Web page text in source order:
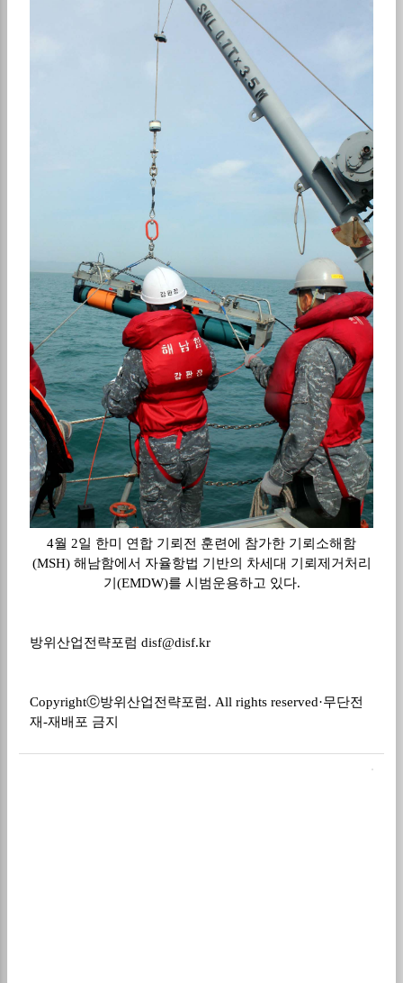
4월 2일 한미 연합 기뢰전 훈련에 참가한 기뢰소해함
(MSH) 해남함에서 자율항법 기반의 차세대 기뢰제거처리
기(EMDW)를 시범운용하고 있다.
방위산업전략포럼 disf@disf.kr
Copyrightⓒ방위산업전략포럼. All rights reserved·무단전
재-재배포 금지